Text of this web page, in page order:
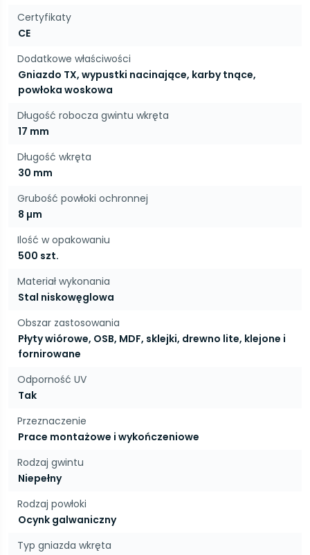
Certyfikaty
CE
Dodatkowe właściwości
Gniazdo TX, wypustki nacinające, karby tnące,
powłoka woskowa
Długość robocza gwintu wkręta
17 mm
Długość wkręta
30 mm
Grubość powłoki ochronnej
8 µm
Ilość w opakowaniu
500 szt.
Materiał wykonania
Stal niskowęglowa
Obszar zastosowania
Płyty wiórowe, OSB, MDF, sklejki, drewno lite, klejone i
fornirowane
Odporność UV
Tak
Przeznaczenie
Prace montażowe i wykończeniowe
Rodzaj gwintu
Niepełny
Rodzaj powłoki
Ocynk galwaniczny
Typ gniazda wkręta